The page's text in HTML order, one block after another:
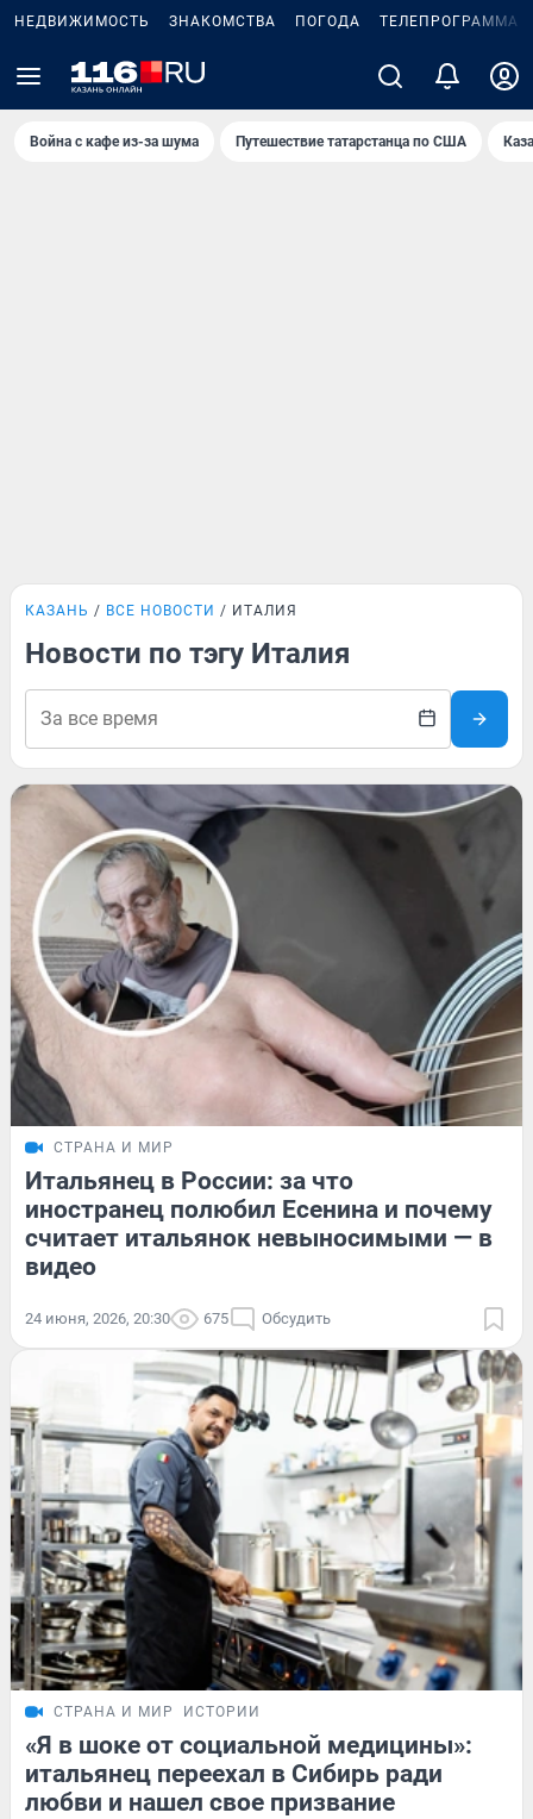
НЕДВИЖИМОСТЬ ЗНАКОМСТВА ПОГОДА ТЕЛЕПРОГРАММА
Война с кафе из-за шума Путешествие татарстанца по США
КАЗАНЬ ВСЕ НОВОСТИ ИТАЛИЯ
Новости по тэгу Италия
СТРАНА И МИР
Итальянец в России: за что
иностранец полюбил Есенина и почему
считает итальянок невыносимыми — в
видео
24 июня, 2026, 20:30 675 Обсудить
СТРАНА И МИР ИСТОРИИ
«Я в шоке от социальной медицины»:
итальянец переехал в Сибирь ради
любви и нашел свое призвание